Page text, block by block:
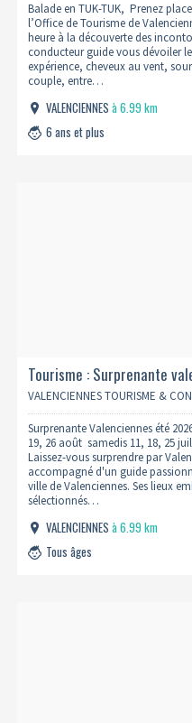
Balade en TUK-TUK, Prenez
l’Office de Tourisme de
heure à la découverte des
conducteur guide vous dévoiler
expérience, cheveux au vent,
couple, entre…
VALENCIENNESà 6.99 km
6 ans et plus
Tourisme : Surprenante
incontournables en 1h avec
VALENCIENNES TOURISME &
Surprenante Valenciennes été
19, 26 août samedis 11, 18, 25
Laissez-vous surprendre par
accompagné d'un guide
ville de Valenciennes. Ses lieux
sélectionnés…
VALENCIENNESà 6.99 km
Tous âges